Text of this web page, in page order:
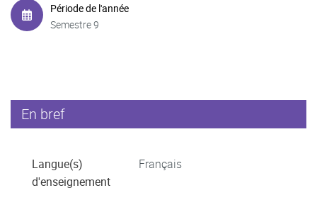
Période de l'année
Semestre 9
En bref
Langue(s)
d'enseignement
Français